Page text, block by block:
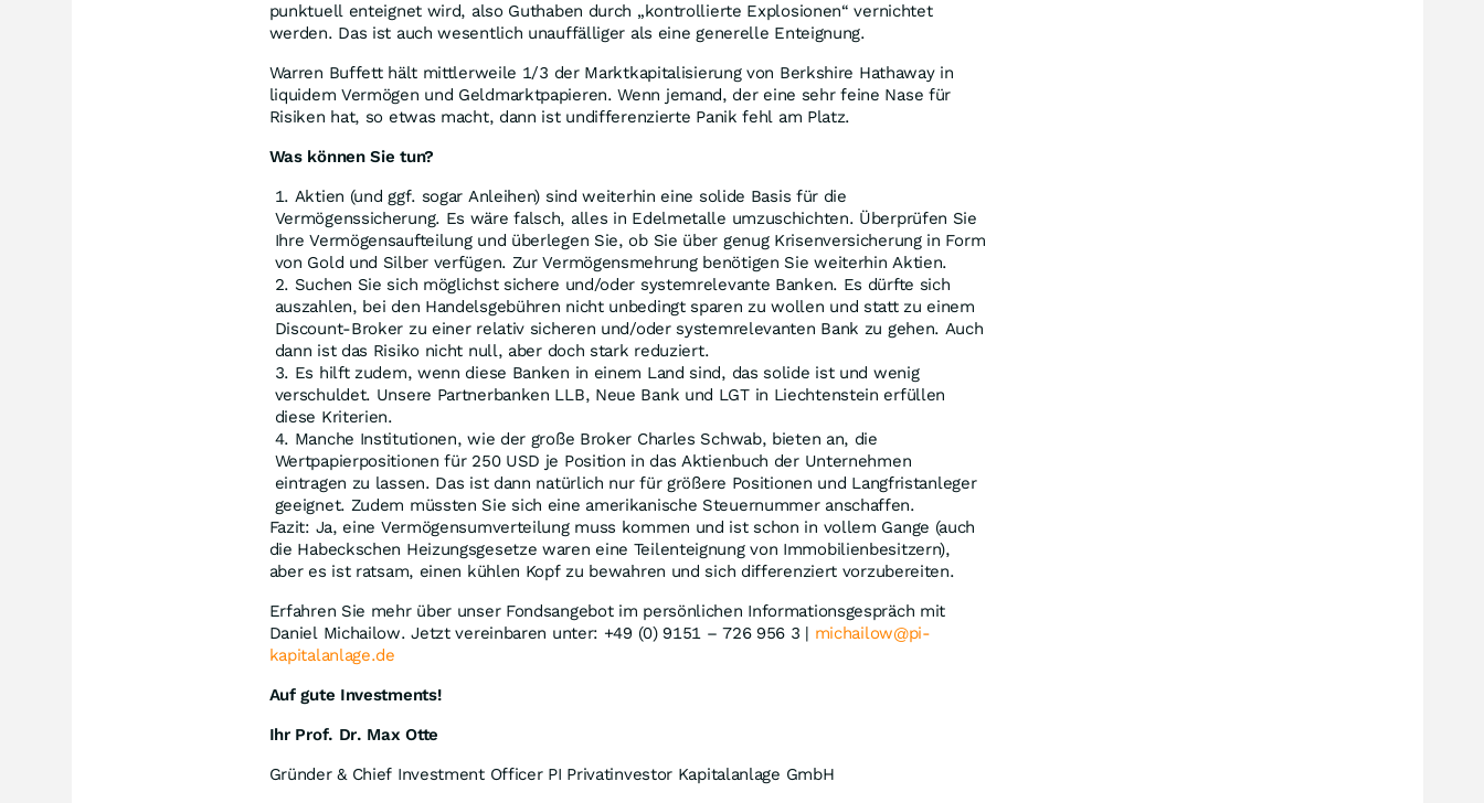
punktuell enteignet wird, also Guthaben durch „kontrollierte Explosionen“ vernichtet
werden. Das ist auch wesentlich unauffälliger als eine generelle Enteignung.
Warren Buffett hält mittlerweile 1/3 der Marktkapitalisierung von Berkshire Hathaway in
liquidem Vermögen und Geldmarktpapieren. Wenn jemand, der eine sehr feine Nase für
Risiken hat, so etwas macht, dann ist undifferenzierte Panik fehl am Platz.
Was können Sie tun?
Aktien (und ggf. sogar Anleihen) sind weiterhin eine solide Basis für die
Vermögenssicherung. Es wäre falsch, alles in Edelmetalle umzuschichten. Überprüfen Sie
Ihre Vermögensaufteilung und überlegen Sie, ob Sie über genug Krisenversicherung in Form
von Gold und Silber verfügen. Zur Vermögensmehrung benötigen Sie weiterhin Aktien.
Suchen Sie sich möglichst sichere und/oder systemrelevante Banken. Es dürfte sich
auszahlen, bei den Handelsgebühren nicht unbedingt sparen zu wollen und statt zu einem
Discount-Broker zu einer relativ sicheren und/oder systemrelevanten Bank zu gehen. Auch
dann ist das Risiko nicht null, aber doch stark reduziert.
Es hilft zudem, wenn diese Banken in einem Land sind, das solide ist und wenig
verschuldet. Unsere Partnerbanken LLB, Neue Bank und LGT in Liechtenstein erfüllen
diese Kriterien.
Manche Institutionen, wie der große Broker Charles Schwab, bieten an, die
Wertpapierpositionen für 250 USD je Position in das Aktienbuch der Unternehmen
eintragen zu lassen. Das ist dann natürlich nur für größere Positionen und Langfristanleger
geeignet. Zudem müssten Sie sich eine amerikanische Steuernummer anschaffen.
Fazit: Ja, eine Vermögensumverteilung muss kommen und ist schon in vollem Gange (auch
die Habeckschen Heizungsgesetze waren eine Teilenteignung von Immobilienbesitzern),
aber es ist ratsam, einen kühlen Kopf zu bewahren und sich differenziert vorzubereiten.
Erfahren Sie mehr über unser Fondsangebot im persönlichen Informationsgespräch mit
Daniel Michailow. Jetzt vereinbaren unter: +49 (0) 9151 – 726 956 3 | michailow@pi-
kapitalanlage.de
Auf gute Investments!
Ihr Prof. Dr. Max Otte
Gründer & Chief Investment Officer PI Privatinvestor Kapitalanlage GmbH